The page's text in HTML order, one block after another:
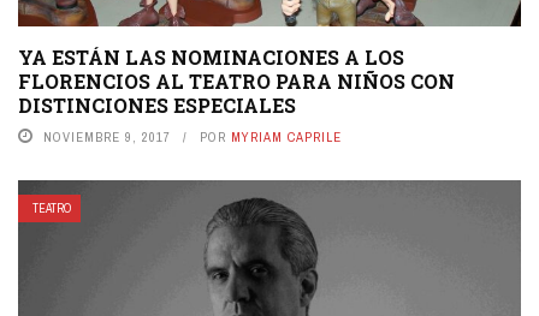
YA ESTÁN LAS NOMINACIONES A LOS
FLORENCIOS AL TEATRO PARA NIÑOS CON
DISTINCIONES ESPECIALES
NOVIEMBRE 9, 2017 POR MYRIAM CAPRILE
TEATRO